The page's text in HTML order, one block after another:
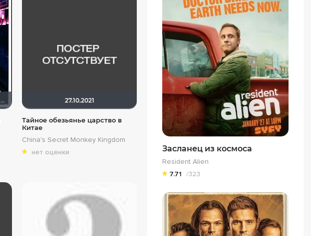
27.10.2021
Тайное обезьянье царство в
Китае
China's Secret Monkey Kingdom
нет оценки
Засланец из космоса
Resident Alien
7.71
/323